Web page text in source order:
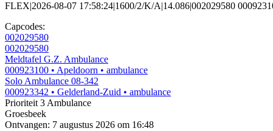
FLEX|2026-08-07 17:58:24|1600/2/K/A|14.086|002029580
Capcodes:
002029580
002029580
Meldtafel G.Z. Ambulance
000923100 • Apeldoorn • ambulance
Solo Ambulance 08-342
000923342 • Gelderland-Zuid • ambulance
Prioriteit 3 Ambulance
Groesbeek
Ontvangen: 7 augustus 2026 om 16:48